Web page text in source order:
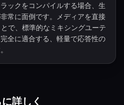
ックをコンパイルする場合、生
常に面倒です。メディアを直接
で、標準的なミキシングユーテ
全に適合する、軽量で応答性の
詳しく